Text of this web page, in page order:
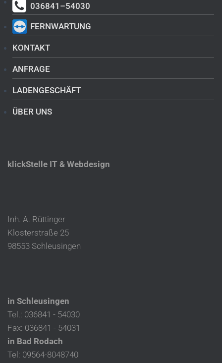
036841–54030
FERNWARTUNG
KONTAKT
ANFRAGE
LADENGESCHÄFT
ÜBER UNS
klickStelle IT & Webdesign
Inh. A. Rüttinger
Klosterstraße 25
98553 Schleusingen
in Schleusingen
Tel.: 036841 - 54030
Fax: 036841 - 54031
in Bad Rodach
Tel: 09564-8048740